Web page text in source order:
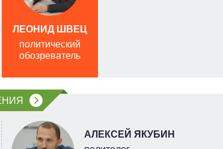
ЛЕОНИД ШВЕЦ
политический
обозреватель
АЛЕКСЕЙ ЯКУБИН